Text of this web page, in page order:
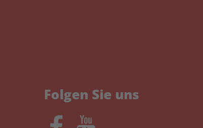
Folgen Sie uns